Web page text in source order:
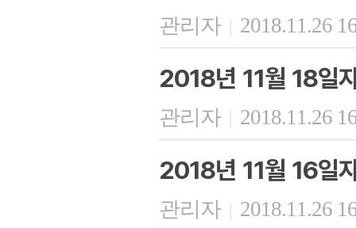
관리자 | 2018.11.26
2018년 11월 18일
관리자 | 2018.11.26
2018년 11월 16일
관리자 | 2018.11.26